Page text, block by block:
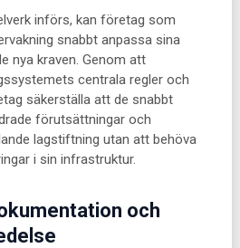
införs, kan företag som
snabbt anpassa sina
nya kraven. Genom att
centrala regler och
säkerställa att de snabbt
förutsättningar och
lagstiftning utan att behöva
i sin infrastruktur.
och